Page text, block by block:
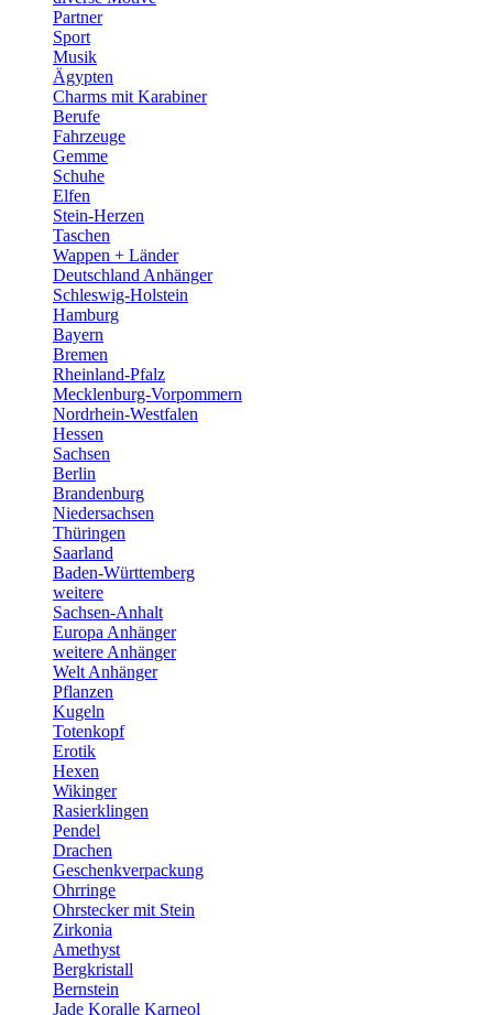
Partner
Sport
Musik
Ägypten
Charms mit Karabiner
Berufe
Fahrzeuge
Gemme
Schuhe
Elfen
Stein-Herzen
Taschen
Wappen + Länder
Deutschland Anhänger
Schleswig-Holstein
Hamburg
Bayern
Bremen
Rheinland-Pfalz
Mecklenburg-Vorpommern
Nordrhein-Westfalen
Hessen
Sachsen
Berlin
Brandenburg
Niedersachsen
Thüringen
Saarland
Baden-Württemberg
weitere
Sachsen-Anhalt
Europa Anhänger
weitere Anhänger
Welt Anhänger
Pflanzen
Kugeln
Totenkopf
Erotik
Hexen
Wikinger
Rasierklingen
Pendel
Drachen
Geschenkverpackung
Ohrringe
Ohrstecker mit Stein
Zirkonia
Amethyst
Bergkristall
Bernstein
Jade Koralle Karneol